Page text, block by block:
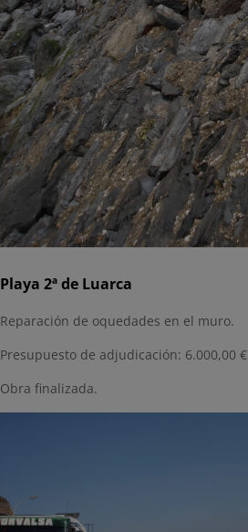
Playa 2ª de Luarca
Reparación de oquedades en el muro.
Presupuesto de adjudicación: 6.000,00 €
Obra finalizada.